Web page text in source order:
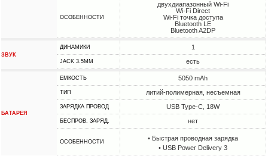
ОСОБЕННОСТИ
двухдиапазонный Wi-Fi
Wi-Fi Direct
Wi-Fi точка доступа
Bluetooth LE
Bluetooth A2DP
ЗВУК
ДИНАМИКИ 1
JACK 3.5MM есть
БАТАРЕЯ
ЕМКОСТЬ 5050 mAh
ТИП литий-полимерная, несъемная
ЗАРЯДКА ПРОВОД USB Type-C, 18W
БЕСПРОВ. ЗАРЯД. нет
ОСОБЕННОСТИ
• Быстрая проводная зарядка
• USB Power Delivery 3